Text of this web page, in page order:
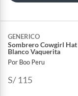
GENERICO
Sombrero Cowgirl
Blanco Vaquerita
Por Boo Peru
S/ 115